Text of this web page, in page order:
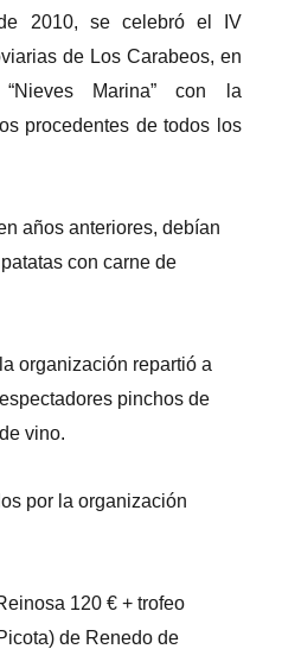
2010, se celebró el IV
de Los Carabeos, en
Marina” con la
procedentes de todos los
años anteriores, debían
con carne de
organización repartió a
pinchos de
vino.
por la organización
120 € + trofeo
de Renedo de